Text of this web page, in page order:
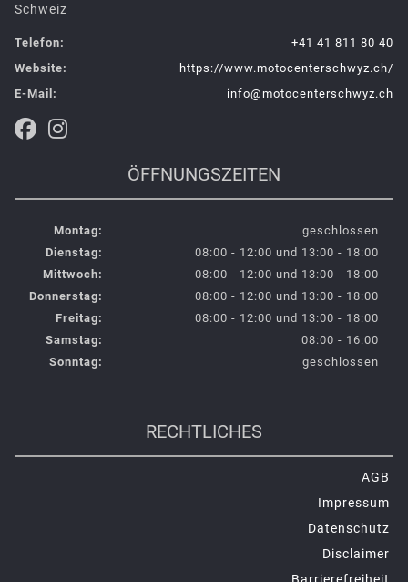
Schweiz
Telefon:
+41 41 811 80 40
Website:
https://www.motocenterschwyz.ch/
E-Mail:
info@motocenterschwyz.ch
ÖFFNUNGSZEITEN
Montag:
geschlossen
Dienstag:
08:00 - 12:00 und 13:00 - 18:00
Mittwoch:
08:00 - 12:00 und 13:00 - 18:00
Donnerstag:
08:00 - 12:00 und 13:00 - 18:00
Freitag:
08:00 - 12:00 und 13:00 - 18:00
Samstag:
08:00 - 16:00
Sonntag:
geschlossen
RECHTLICHES
AGB
Impressum
Datenschutz
Disclaimer
Barrierefreiheit